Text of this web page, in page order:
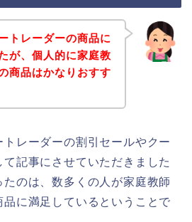
トレーダーの商品に
が、個人的に家庭教
商品はかなりおすす
レーダーの割引セールやクー
記事にさせていただきました
のは、数多くの人が家庭教師
品に満足しているということで